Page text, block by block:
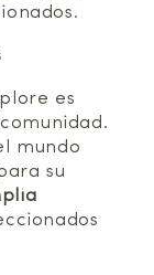
es
mundo
su